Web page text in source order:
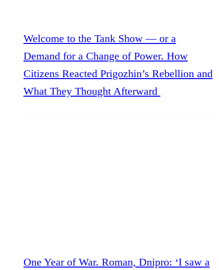
Welcome to the Tank Show — or a
Demand for a Change of Power. How
Citizens Reacted Prigozhin’s Rebellion and
What They Thought Afterward
One Year of War. Roman, Dnipro: ‘I saw a